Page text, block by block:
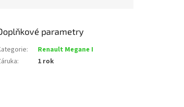
parametry
:
Renault Megane I
: 1 rok